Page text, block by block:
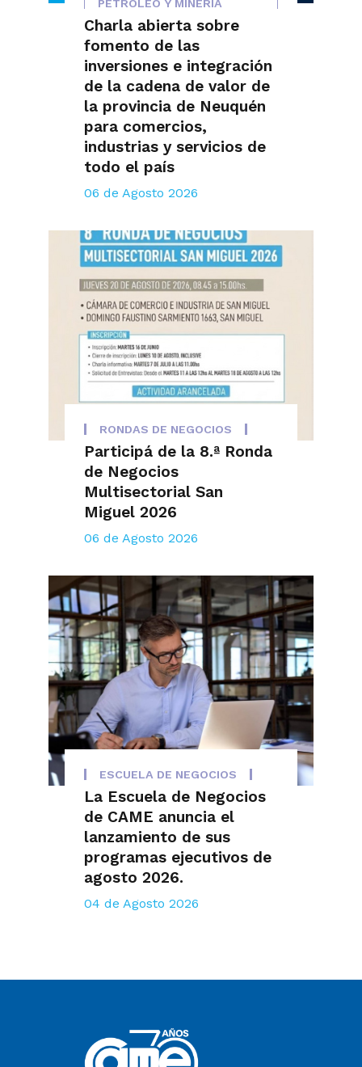
PETRÓLEO Y MINERÍA
Charla abierta sobre
fomento de las
inversiones e integración
de la cadena de valor de
la provincia de Neuquén
para comercios,
industrias y servicios de
todo el país
06 de Agosto 2026
RONDAS DE NEGOCIOS
Participá de la 8.ª Ronda
de Negocios
Multisectorial San
Miguel 2026
06 de Agosto 2026
ESCUELA DE NEGOCIOS
La Escuela de Negocios
de CAME anuncia el
lanzamiento de sus
programas ejecutivos de
agosto 2026.
04 de Agosto 2026